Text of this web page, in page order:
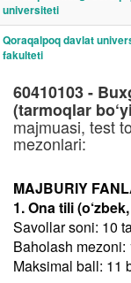
universiteti
Qoraqalpoq davlat
fakulteti
60410103 -
(tarmoqlar
majmuasi, test
mezonlari:
MAJBURIY
1. Ona tili
Savollar soni: 10
Baholash mezoni:
Maksimal ball: 11